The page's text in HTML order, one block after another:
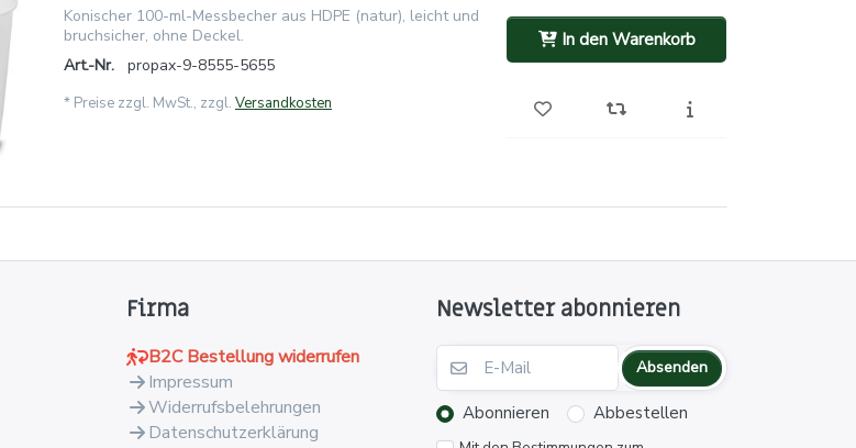
Konischer 100-ml-Messbecher aus HDPE (natur), leicht und
bruchsicher, ohne Deckel.
Art.-Nr.
propax-9-8555-5655
* Preise zzgl. MwSt., zzgl. Versandkosten
In den Warenkorb
Firma
B2C Bestellung widerrufen
Impressum
Widerrufsbelehrungen
Datenschutzerklärung
Newsletter abonnieren
Absenden
Abonnieren Abbestellen